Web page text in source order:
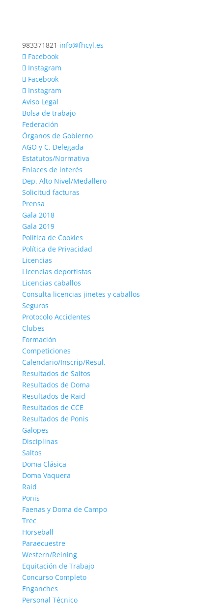
983371821 info@fhcyl.es
Facebook
Instagram
Facebook
Instagram
Aviso Legal
Bolsa de trabajo
Federación
Órganos de Gobierno
AGO y C. Delegada
Estatutos/Normativa
Enlaces de interés
Dep. Alto Nivel/Medallero
Solicitud facturas
Prensa
Gala 2018
Gala 2019
Política de Cookies
Política de Privacidad
Licencias
Licencias deportistas
Licencias caballos
Consulta licencias jinetes y caballos
Seguros
Protocolo Accidentes
Clubes
Formación
Competiciones
Calendario/Inscrip/Resul.
Resultados de Saltos
Resultados de Doma
Resultados de Raid
Resultados de CCE
Resultados de Ponis
Galopes
Disciplinas
Saltos
Doma Clásica
Doma Vaquera
Raid
Ponis
Faenas y Doma de Campo
Trec
Horseball
Paraecuestre
Western/Reining
Equitación de Trabajo
Concurso Completo
Enganches
Personal Técnico